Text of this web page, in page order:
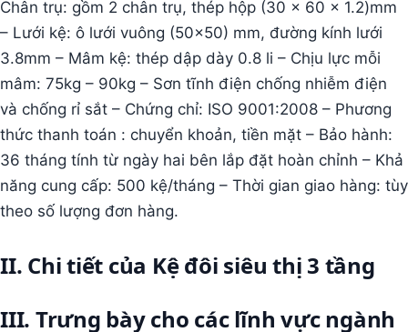
Chân trụ: gồm 2 chân trụ, thép hộp (30 x 60 x 1.2)mm
– Lưới kệ: ô lưới vuông (50×50) mm, đường kính lưới
3.8mm – Mâm kệ: thép dập dày 0.8 li – Chịu lực mỗi
mâm: 75kg – 90kg – Sơn tĩnh điện chống nhiễm điện
và chống rỉ sắt – Chứng chỉ: ISO 9001:2008 – Phương
thức thanh toán : chuyển khoản, tiền mặt – Bảo hành:
36 tháng tính từ ngày hai bên lắp đặt hoàn chỉnh – Khả
năng cung cấp: 500 kệ/tháng – Thời gian giao hàng: tùy
theo số lượng đơn hàng.
II. Chi tiết của Kệ đôi siêu thị 3 tầng
III. Trưng bày cho các lĩnh vực ngành